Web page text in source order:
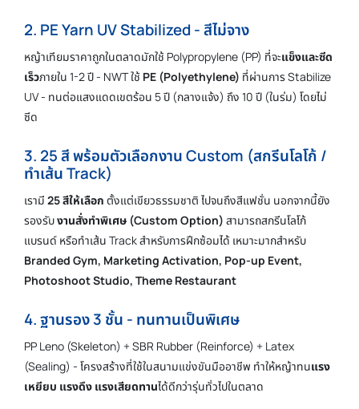
2. PE Yarn UV Stabilized - สีไม่จาง
หญ้าเทียมราคาถูกในตลาดมักใช้ Polypropylene (PP) ที่จะแข็งและซีด
เร็วภายใน 1-2 ปี - NWT ใช้ PE (Polyethylene) ที่ผ่านการ Stabilize
UV - ทนต่อแสงแดดเขตร้อน 5 ปี (กลางแจ้ง) ถึง 10 ปี (ในร่ม) โดยไม่
ซีด
3. 25 สี พร้อมตัวเลือกงาน Custom (สกรีนโลโก้ /
ทำเส้น Track)
เรามี 25 สีให้เลือก ตั้งแต่เขียวธรรมชาติ ไปจนถึงสีแฟชั่น นอกจากนี้ยัง
รองรับงานสั่งทำพิเศษ (Custom Option) สามารถสกรีนโลโก้
แบรนด์ หรือทำเส้น Track สำหรับการฝึกซ้อมได้ เหมาะมากสำหรับ
Branded Gym, Marketing Activation, Pop-up Event,
Photoshoot Studio, Theme Restaurant
4. ฐานรอง 3 ชั้น - ทนทานเป็นพิเศษ
PP Leno (Skeleton) + SBR Rubber (Reinforce) + Latex
(Sealing) - โครงสร้างที่ใช้ในสนามแข่งขันมืออาชีพ ทำให้หญ้าทนแรง
เหยียบ แรงดึง แรงเสียดทานได้ดีกว่ารุ่นทั่วไปในตลาด